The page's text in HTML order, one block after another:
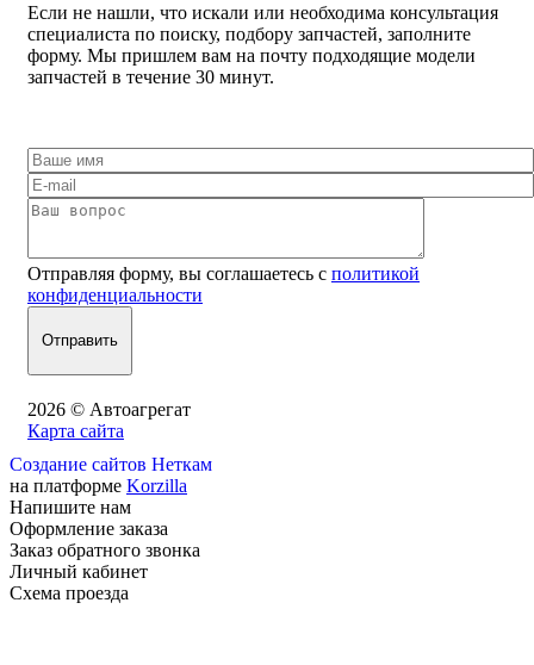
Если не нашли, что искали или необходима консультация
специалиста по поиску, подбору запчастей, заполните
форму. Мы пришлем вам на почту подходящие модели
запчастей в течение 30 минут.
Отправляя форму, вы соглашаетесь с политикой
конфиденциальности
2026 © Автоагрегат
Карта сайта
Создание сайтов Неткам
на платформе Korzilla
Напишите нам
Оформление заказа
Заказ обратного звонка
Личный кабинет
Схема проезда